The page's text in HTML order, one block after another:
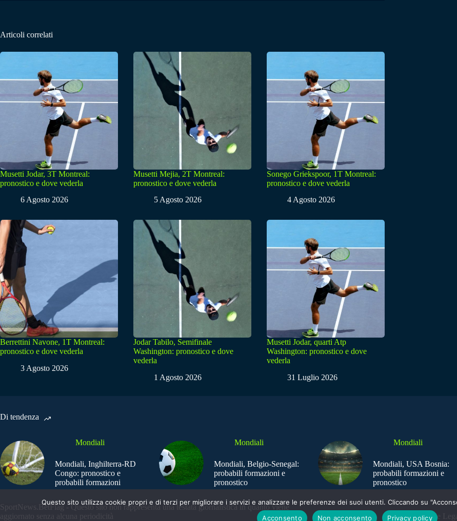
Articoli correlati
Musetti Jodar, 3T Montreal:
pronostico e dove vederla
6 Agosto 2026
Musetti Mejia, 2T Montreal:
pronostico e dove vederla
5 Agosto 2026
Sonego Griekspoor, 1T Montreal:
pronostico e dove vederla
4 Agosto 2026
Berrettini Navone, 1T Montreal:
pronostico e dove vederla
3 Agosto 2026
Jodar Tabilo, Semifinale
Washington: pronostico e dove
vederla
1 Agosto 2026
Musetti Jodar, quarti Atp
Washington: pronostico e dove
vederla
31 Luglio 2026
Di tendenza
Mondiali
Mondiali, Inghilterra-RD
Congo: pronostico e
probabili formazioni
Mondiali
Mondiali, Belgio-Senegal:
probabili formazioni e
pronostico
Mondiali
Mondiali, USA Bosnia:
probabili formazioni e
pronostico
SportNews.BetFlag - Questo sito non rappresenta una testata giornalistica in quanto viene
aggiornato senza alcuna periodicità
Sede
Questo sito utilizza cookie propri e di terzi per migliorare i servizi e analizzare le preferenze dei suoi utenti. Cliccando su
Acconsento
Non acconsento Privacy policy